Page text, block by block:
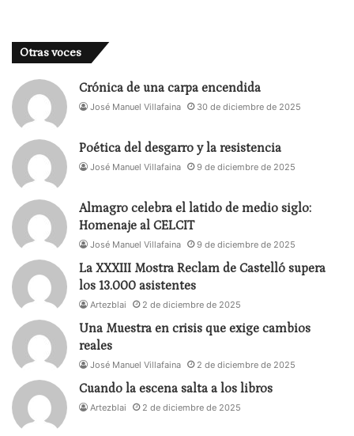
Otras voces
Crónica de una carpa encendida
José Manuel Villafaina 30 de diciembre de 2025
Poética del desgarro y la resistencia
José Manuel Villafaina 9 de diciembre de 2025
Almagro celebra el latido de medio siglo:
Homenaje al CELCIT
José Manuel Villafaina 9 de diciembre de 2025
La XXXIII Mostra Reclam de Castelló supera
los 13.000 asistentes
Artezblai 2 de diciembre de 2025
Una Muestra en crisis que exige cambios
reales
José Manuel Villafaina 2 de diciembre de 2025
Cuando la escena salta a los libros
Artezblai 2 de diciembre de 2025